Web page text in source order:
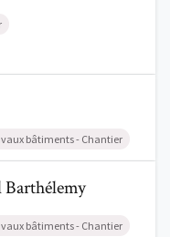
bâtiments - Chantier
Barthélemy
Barthélemy
bâtiments - Chantier